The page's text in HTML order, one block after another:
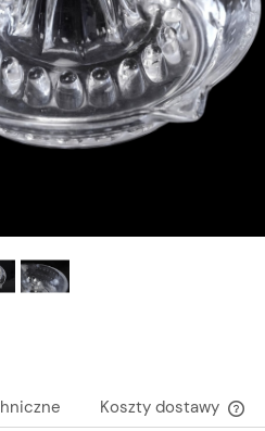
Koszty dostawy